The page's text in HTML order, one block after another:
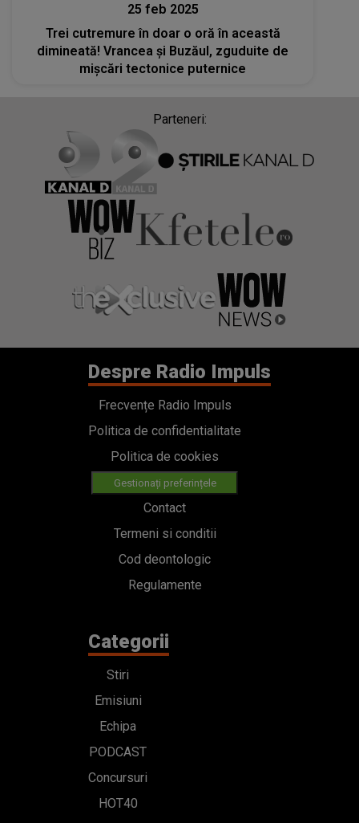
25 feb 2025
Trei cutremure în doar o oră în această
dimineată! Vrancea și Buzăul, zguduite de
mișcări tectonice puternice
Parteneri:
Despre Radio Impuls
Frecvențe Radio Impuls
Politica de confidentialitate
Politica de cookies
Gestionați preferințele
Contact
Termeni si conditii
Cod deontologic
Regulamente
Categorii
Stiri
Emisiuni
Echipa
PODCAST
Concursuri
HOT40